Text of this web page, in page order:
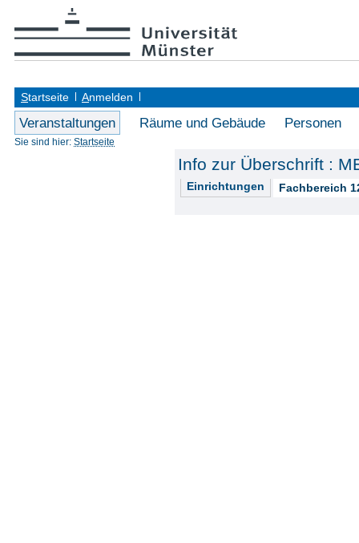
Startseite Anmelden
Veranstaltungen Räume und Gebäude Personen
Sie sind hier: Startseite
Info zur Überschrift :
Einrichtungen Fachbereich